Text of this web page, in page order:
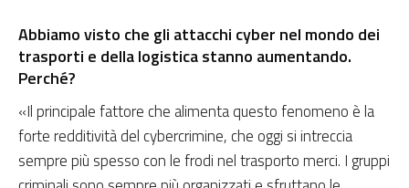
Abbiamo visto che gli attacchi cyber nel mondo dei
trasporti e della logistica stanno aumentando.
Perché?
«Il principale fattore che alimenta questo fenomeno è la
forte redditività del cybercrimine, che oggi si intreccia
sempre più spesso con le frodi nel trasporto merci. I gruppi